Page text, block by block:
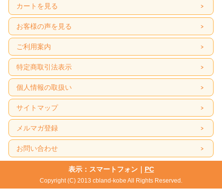
カートを見る
お客様の声を見る
ご利用案内
特定商取引法表示
個人情報の取扱い
サイトマップ
メルマガ登録
お問い合わせ
表示：スマートフォン｜ PC
Copyright (C) 2013 cbland-kobe All Rights Reserved.